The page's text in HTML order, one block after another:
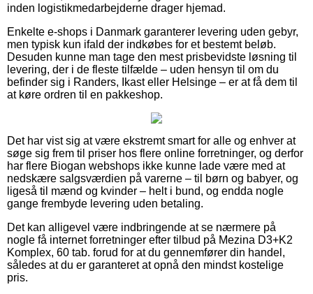
inden logistikmedarbejderne drager hjemad.
Enkelte e-shops i Danmark garanterer levering uden gebyr,
men typisk kun ifald der indkøbes for et bestemt beløb.
Desuden kunne man tage den mest prisbevidste løsning til
levering, der i de fleste tilfælde – uden hensyn til om du
befinder sig i Randers, Ikast eller Helsinge – er at få dem til
at køre ordren til en pakkeshop.
Det har vist sig at være ekstremt smart for alle og enhver at
søge sig frem til priser hos flere online forretninger, og derfor
har flere Biogan webshops ikke kunne lade være med at
nedskære salgsværdien på varerne – til børn og babyer, og
ligeså til mænd og kvinder – helt i bund, og endda nogle
gange frembyde levering uden betaling.
Det kan alligevel være indbringende at se nærmere på
nogle få internet forretninger efter tilbud på Mezina D3+K2
Komplex, 60 tab. forud for at du gennemfører din handel,
således at du er garanteret at opnå den mindst kostelige
pris.